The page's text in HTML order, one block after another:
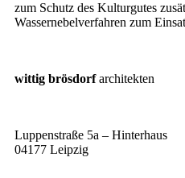
zum Schutz des Kulturgutes
Wassernebelverfahren zum
wittig brösdorfarchitekten
Luppenstraße 5a – Hinterhaus
04177 Leipzig